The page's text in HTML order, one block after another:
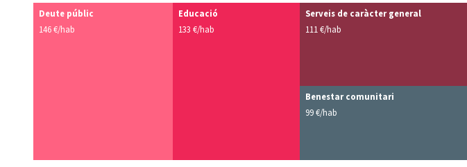
Deute públic
146 €/hab
Educació
133 €/hab
Serveis de caràcter general
111 €/hab
Benestar comunitari
99 €/hab